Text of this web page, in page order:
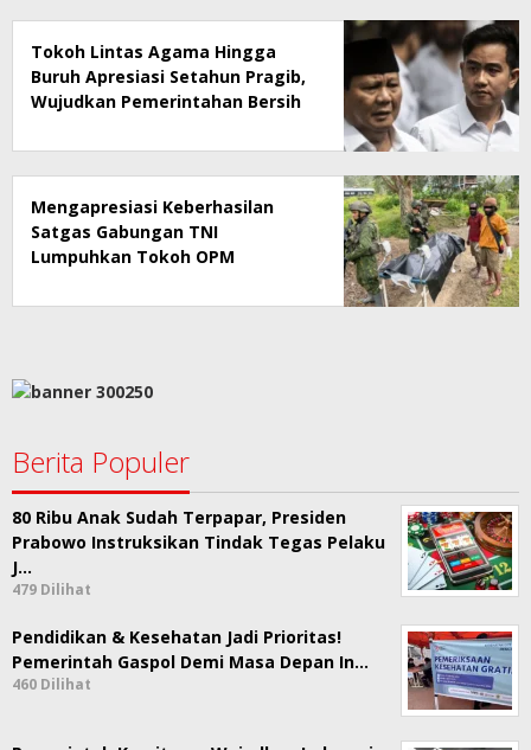
Tokoh Lintas Agama Hingga
Buruh Apresiasi Setahun Pragib,
Wujudkan Pemerintahan Bersih
Mengapresiasi Keberhasilan
Satgas Gabungan TNI
Lumpuhkan Tokoh OPM
Berita Populer
80 Ribu Anak Sudah Terpapar, Presiden
Prabowo Instruksikan Tindak Tegas Pelaku
J…
479 Dilihat
Pendidikan & Kesehatan Jadi Prioritas!
Pemerintah Gaspol Demi Masa Depan In…
460 Dilihat